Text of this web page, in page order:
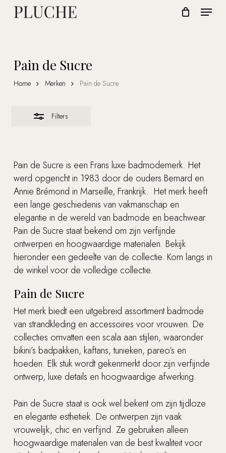
Menu
Pain de Sucre
Home Merken Pain de Sucre
Filters
Pain de Sucre is een Frans luxe badmodemerk. Het
werd opgericht in 1983 door de ouders Bernard en
Annie Brémond in Marseille, Frankrijk. Het merk heeft
een lange geschiedenis van vakmanschap en
elegantie in de wereld van badmode en beachwear.
Pain de Sucre staat bekend om zijn verfijnde
ontwerpen en hoogwaardige materialen. Bekijk
hieronder een gedeelte van de collectie. Kom langs in
de winkel voor de volledige collectie.
Pain de Sucre
Het merk biedt een uitgebreid assortiment badmode
van strandkleding en accessoires voor vrouwen. De
collecties omvatten een scala aan stijlen, waaronder
bikini’s badpakken, kaftans, tunieken, pareo’s en
hoeden. Elk stuk wordt gekenmerkt door zijn verfijnde
ontwerp, luxe details en hoogwaardige afwerking.
Pain de Sucre staat is ook wel bekent om zijn tijdloze
en elegante esthetiek. De ontwerpen zijn vaak
vrouwelijk, chic en verfijnd. Ze gebruiken alleen
hoogwaardige materialen van de best kwaliteit voor